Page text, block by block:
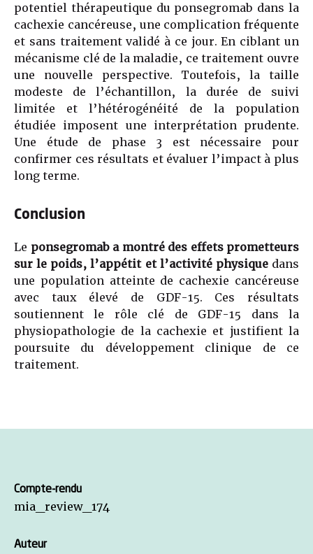
potentiel thérapeutique du ponsegromab dans la
cachexie cancéreuse, une complication fréquente
et sans traitement validé à ce jour. En ciblant un
mécanisme clé de la maladie, ce traitement ouvre
une nouvelle perspective. Toutefois, la taille
modeste de l’échantillon, la durée de suivi
limitée et l’hétérogénéité de la population
étudiée imposent une interprétation prudente.
Une étude de phase 3 est nécessaire pour
confirmer ces résultats et évaluer l’impact à plus
long terme.
Conclusion
Le ponsegromab a montré des effets prometteurs
sur le poids, l’appétit et l’activité physiquedans
une population atteinte de cachexie cancéreuse
avec taux élevé de GDF-15. Ces résultats
soutiennent le rôle clé de GDF-15 dans la
physiopathologie de la cachexie et justifient la
poursuite du développement clinique de ce
traitement.
Compte-rendu
mia_review_174
Auteur